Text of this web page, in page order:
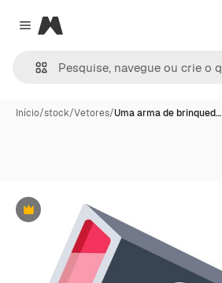
Close menu
Magnific
Início/stock/Vetores/Uma arma de brinqued…
Premium